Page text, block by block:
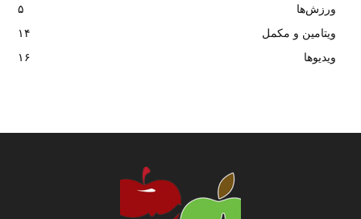
ورزش‌ها
۵
ویتامین و مکمل
۱۴
ویدیوها
۱۶